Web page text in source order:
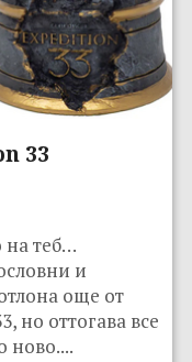
33
на теб…
и
още от
но оттогава все
ново....